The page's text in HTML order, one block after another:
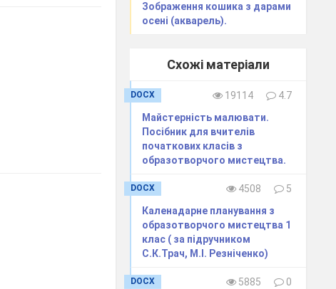
Зображення кошика з дарами
осені (акварель).
Схожі матеріали
DOCX 19114
4.7
Майстерність малювати.
Посібник для вчителів
початкових класів з
образотворчого мистецтва.
DOCX 4508
5
Каленадарне планування з
образотворчого мистецтва 1
клас ( за підручником
С.К.Трач, М.І. Резніченко)
DOCX 5885
0